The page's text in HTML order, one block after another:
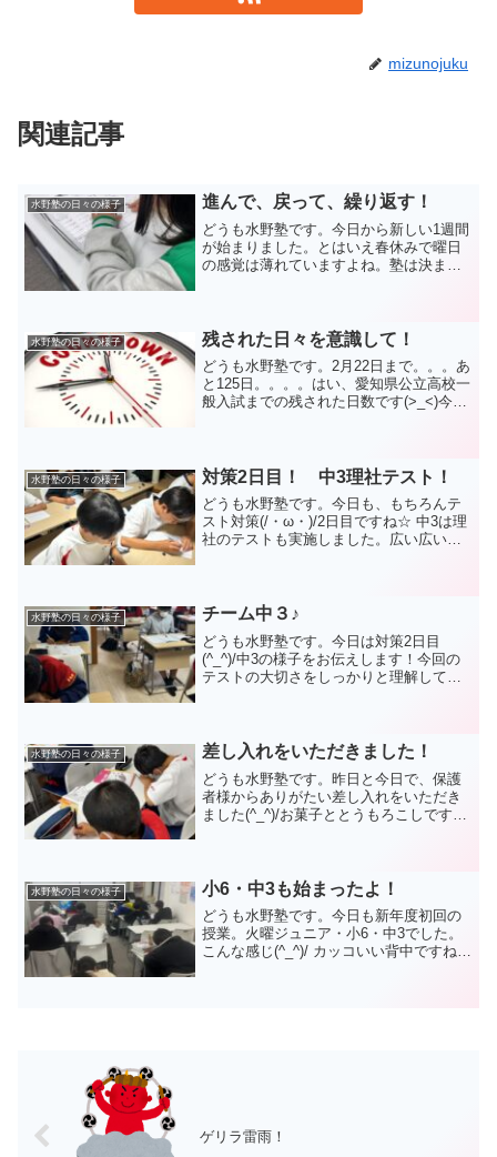
mizunojuku
関連記事
水野塾の日々の様子 進んで、戻って、繰り返す！
どうも水野塾です。今日から新しい1週間
が始まりました。とはいえ春休みで曜日
の感覚は薄れていますよね。塾は決まっ
天が続きそうです。ポカ...
水野塾の日々の様子 残された日々を意識して！
どうも水野塾です。2月22日まで。。。あ
と125日。。。。はい、愛知県公立高校一
般入試までの残された日数です(>_<)今日
何人かの中...
水野塾の日々の様子 対策2日目！ 中3理社テスト！
どうも水野塾です。今日も、もちろんテ
スト対策(/・ω・)/2日目ですね☆ 中3は理
社のテストも実施しました。広い広いテ
楽しみに！明日...
水野塾の日々の様子 チーム中３♪
どうも水野塾です。今日は対策2日目
(^_^)/中3の様子をお伝えします！今回の
テストの大切さをしっかりと理解してい
ないタイミング...
水野塾の日々の様子 差し入れをいただきました！
どうも水野塾です。昨日と今日で、保護
者様からありがたい差し入れをいただき
ました(^_^)/お菓子ととうもろこしです！
て、今日は...
水野塾の日々の様子 小6・中3も始まったよ！
どうも水野塾です。今日も新年度初回の
授業。火曜ジュニア・小6・中3でした。
こんな感じ(^_^)/ カッコいい背中ですね～
ゲリラ雷雨！